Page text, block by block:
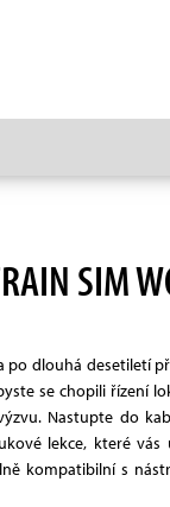
SIM
po dlouhá desetiletí
se chopili řízení
Nastupte do
lekce, které
kompatibilní s